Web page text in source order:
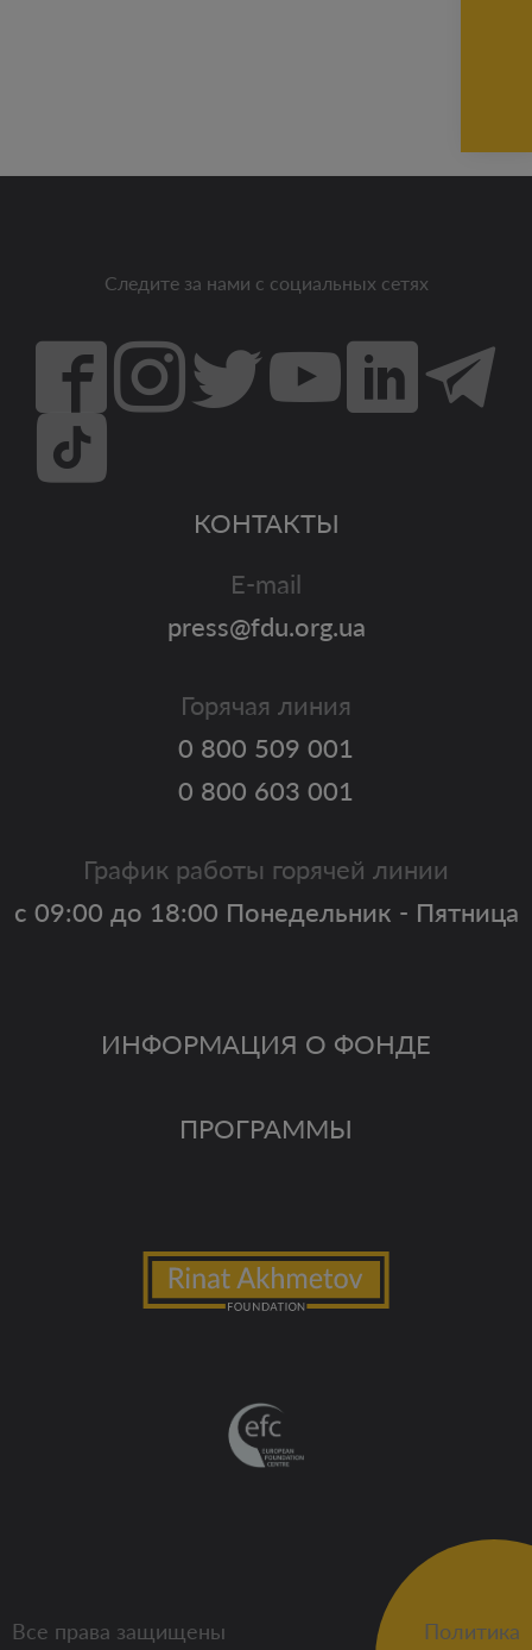
Следите за нами с социальных сетях
ИНФОРМАЦИЯ О ФОНДЕ
ПРОГРАММЫ
КОНТАКТЫ
E-mail
press@fdu.org.ua
Горячая линия
0 800 509 001
0 800 603 001
График работы горячей линии
с 09:00 до 18:00 Понедельник - Пятница
Все права защищены
Политика